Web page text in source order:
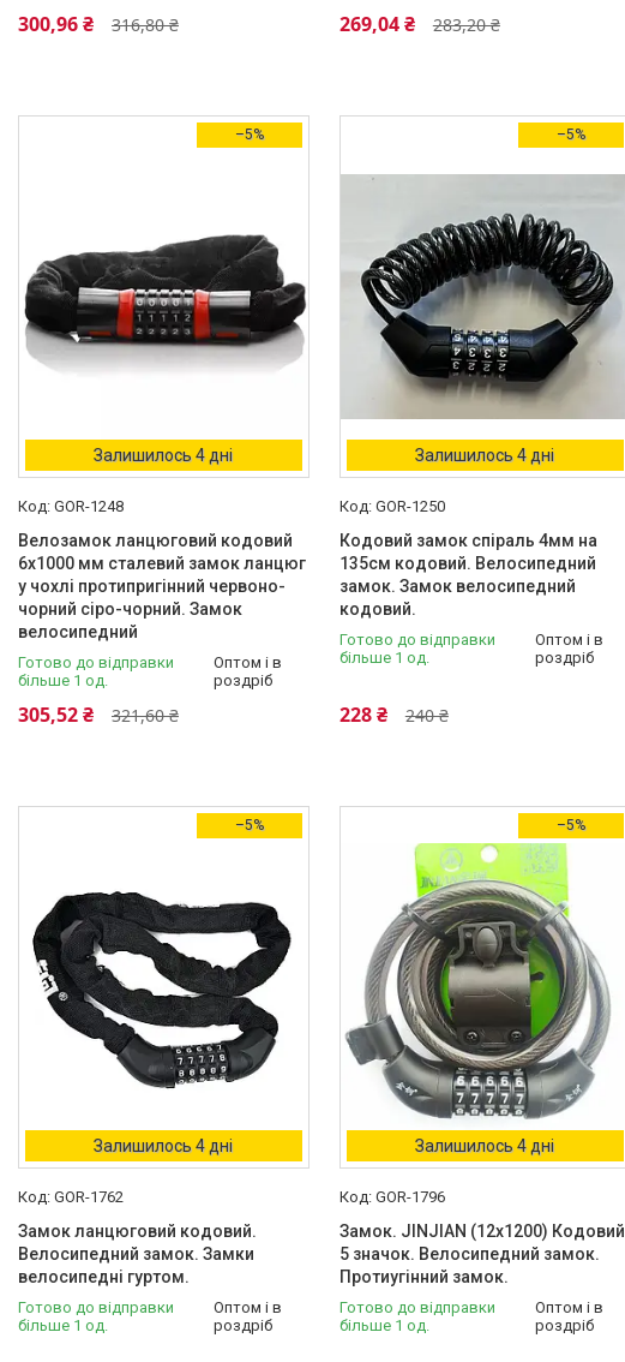
Велосипедні Підніжки
Велосипедні Ланцюги, замки
ланцюга
Велоподшипники
Екіпіровка велосипедиста
Велосипедні Сигнали.
Велосипедні стоп сигнали.
Велосипедні фляги.
Латки і клей для камер
антипрокольный герметик
Вело захист для рами вилки
зірок і компаньол
Велосипедна мастило
ланцюга, підшипників та інших
механізмів
телефонів, холдери
Покришки і камери на дитячі
Мото покришки і камери
Садовий інвентар
Запчастини для
бензогенераторів
Ролики, Скейти, Пеніборди,
Гіроборди
Розпродаж тижня
Про нас
Відгуки
316,80 ₴
300,96 ₴ 283,20 ₴
269,04 ₴
–5%
Залишилось 4 дні
GOR-1248
Велозамок ланцюговий кодовий
6х1000 мм сталевий замок ланцюг
у чохлі протипригінний червоно-
чорний сіро-чорний. Замок
велосипедний
Готово до відправки
більше 1 од.
Оптом і в
роздріб
321,60 ₴
305,52 ₴
–5%
Залишилось 4 дні
GOR-1250
Кодовий замок спіраль 4мм на
135см кодовий. Велосипедний
замок. Замок велосипедний
кодовий.
Готово до відправки
більше 1 од.
Оптом і в
роздріб
240 ₴
228 ₴
–5%
Залишилось 4 дні
GOR-1762
Замок ланцюговий кодовий.
Велосипедний замок. Замки
велосипедні гуртом.
Готово до відправки
більше 1 од.
Оптом і в
роздріб
–5%
Залишилось 4 дні
GOR-1796
Замок. JINJIAN (12x1200) Кодовий
5 значок. Велосипедний замок.
Протиугінний замок.
Готово до відправки
більше 1 од.
Оптом і в
роздріб